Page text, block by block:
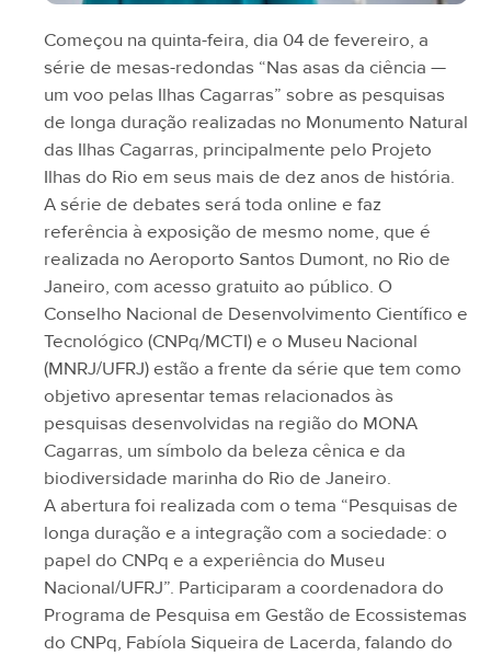
Começou na quinta-feira, dia 04 de fevereiro, a
série de mesas-redondas “Nas asas da ciência —
um voo pelas Ilhas Cagarras” sobre as pesquisas
de longa duração realizadas no Monumento Natural
das Ilhas Cagarras, principalmente pelo Projeto
Ilhas do Rio em seus mais de dez anos de história.
A série de debates será toda online e faz
referência à exposição de mesmo nome, que é
realizada no Aeroporto Santos Dumont, no Rio de
Janeiro, com acesso gratuito ao público. O
Conselho Nacional de Desenvolvimento Científico e
Tecnológico (CNPq/MCTI) e o Museu Nacional
(MNRJ/UFRJ) estão a frente da série que tem como
objetivo apresentar temas relacionados às
pesquisas desenvolvidas na região do MONA
Cagarras, um símbolo da beleza cênica e da
biodiversidade marinha do Rio de Janeiro.
A abertura foi realizada com o tema “Pesquisas de
longa duração e a integração com a sociedade: o
papel do CNPq e a experiência do Museu
Nacional/UFRJ”. Participaram a coordenadora do
Programa de Pesquisa em Gestão de Ecossistemas
do CNPq, Fabíola Siqueira de Lacerda, falando do